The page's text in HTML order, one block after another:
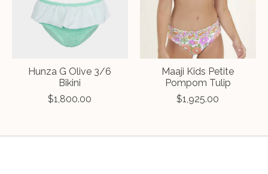
Hunza G Olive 3/6
Bikini
$1,800.00
Maaji Kids Petite
Pompom Tulip
$1,925.00